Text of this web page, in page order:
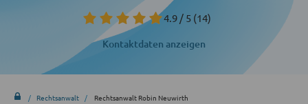
4.9 / 5 (14)
Kontaktdaten anzeigen
Rechtsanwalt Rechtsanwalt Robin Neuwirth